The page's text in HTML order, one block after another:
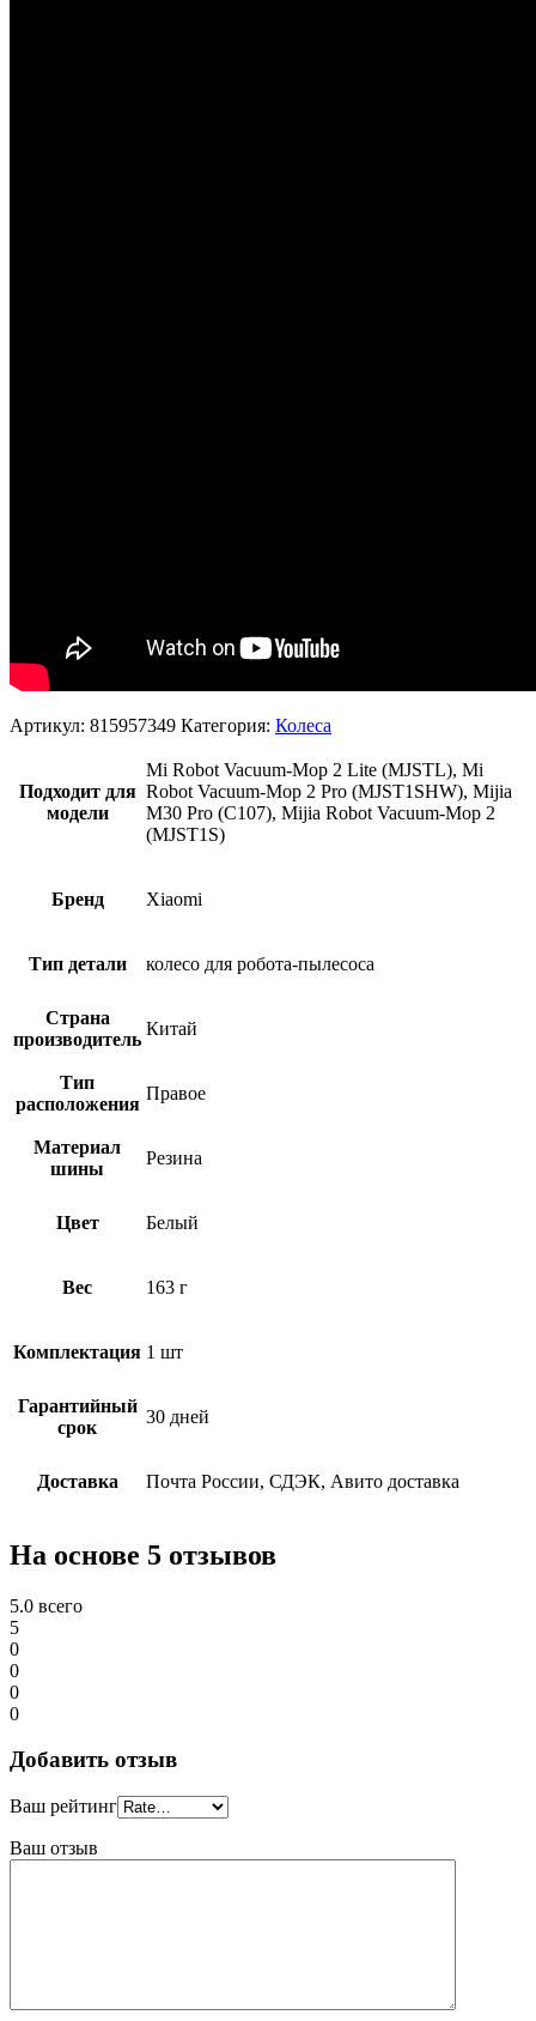
Артикул: 815957349 Категория: Колеса
Подходит для
модели
Mi Robot Vacuum-Mop 2 Lite (MJSTL), Mi
Robot Vacuum-Mop 2 Pro (MJST1SHW), Mijia
M30 Pro (C107), Mijia Robot Vacuum-Mop 2
(MJST1S)
Бренд Xiaomi
Тип детали колесо для робота-пылесоса
Страна
производитель
Китай
Тип
расположения
Правое
Материал
шины
Резина
Цвет Белый
Вес 163 г
Комплектация 1 шт
Гарантийный
срок
30 дней
Доставка Почта России, СДЭК, Авито доставка
На основе 5 отзывов
5.0 всего
5
0
0
0
0
Добавить отзыв
Ваш рейтинг
Ваш отзыв